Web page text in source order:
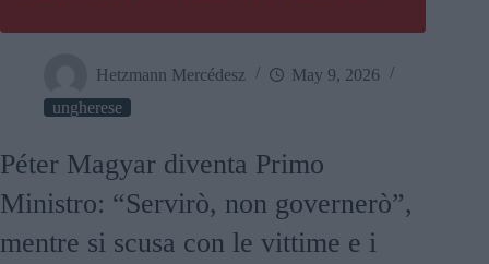
Hetzmann Mercédesz
May 9, 2026
ungherese
Péter Magyar diventa Primo
Ministro: “Servirò, non governerò”,
mentre si scusa con le vittime e i